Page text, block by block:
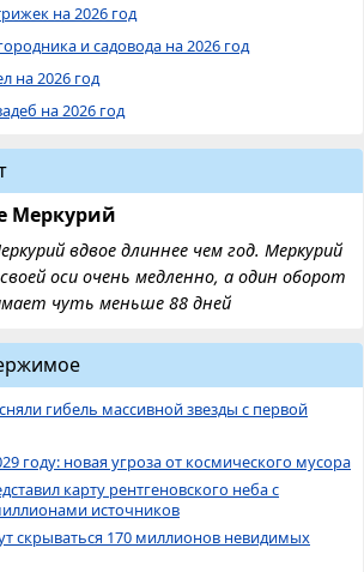
на 2026 год
и садовода на 2026 год
на 2026 год
на 2026 год
Меркурий
вдвое длиннее чем год. Меркурий
оси очень медленно, а один оборот
чуть меньше 88 дней
гибель массивной звезды с первой
году: новая угроза от космического мусора
карту рентгеновского неба с
источников
скрываться 170 миллионов невидимых